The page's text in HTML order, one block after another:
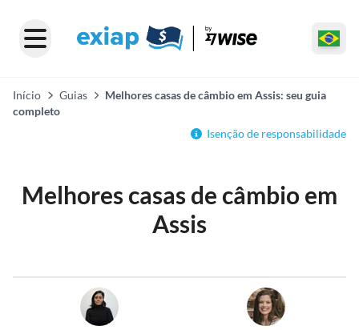
Início Guias
Melhores casas de câmbio em Assis: seu guia
completo
Isenção de responsabilidade
Melhores casas de câmbio em
Assis